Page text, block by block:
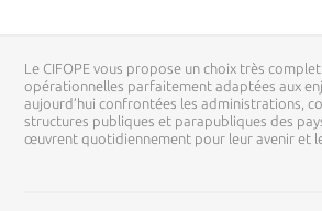
Le CIFOPE vous propose un choix très
opérationnelles parfaitement adaptées aux
aujourd’hui confrontées les administrations,
structures publiques et parapubliques des
œuvrent quotidiennement pour leur avenir et